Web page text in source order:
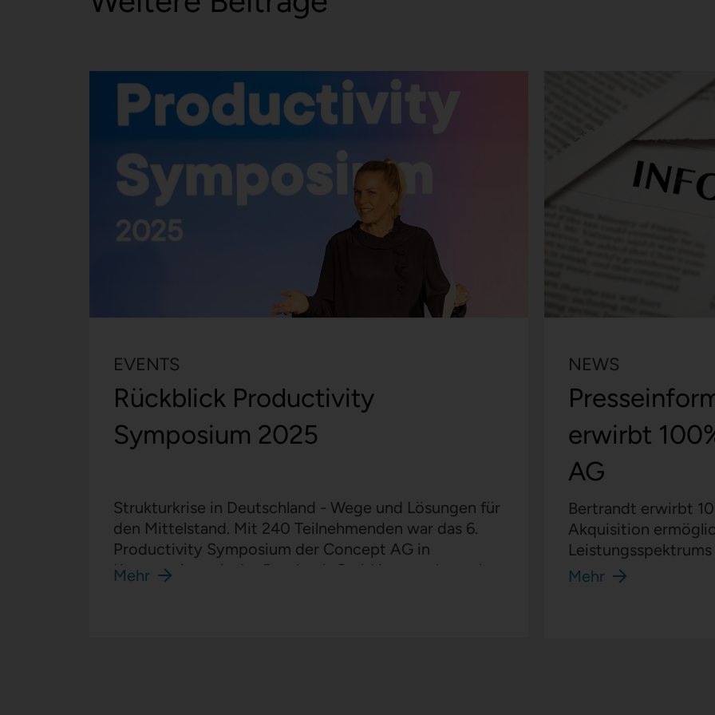
EVENTS
Rückblick Productivity
Symposium 2025
Strukturkrise in Deutschland - Wege und Lösungen für
den Mittelstand. Mit 240 Teilnehmenden war das 6.
Productivity Symposium der Concept AG in
Kooperation mit der Bansbach GmbH so gut besucht
Mehr
NEWS
erwirbt
AG
Bertrandt erwirbt
Akquisition
Mehr